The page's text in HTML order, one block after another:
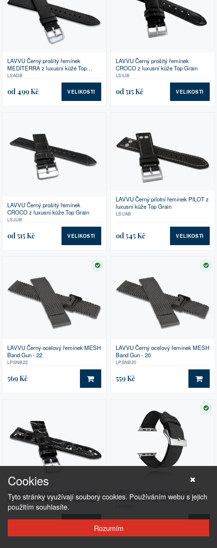
LAVVU Černý prošitý řemínek
MEDITERRA z luxusní kůže Top
Grain
LSADB
od 499 Kč VELIKOSTI
LAVVU Černý prošitý řemínek
CROCO z luxusní kůže Top Grain
LSIUB
od 515 Kč VELIKOSTI
LAVVU Černý prošitý řemínek
CROCO z luxusní kůže Top Grain
LSJUB
od 515 Kč VELIKOSTI
LAVVU Černý pilotní řemínek PILOT z
luxusní kůže Top Grain
LSUAB
od 545 Kč VELIKOSTI
SKLADEM
LAVVU Černý ocelový řemínek MESH
Band Gun - 22
LPSNB22
569 Kč DO KOŠÍKU
LAVVU Černý ocelový řemínek MESH
Band Gun - 20
LPSNB20
559 Kč DO
LAVVU Černý lesklý prošitý řemínek
CROCO OCALA z luxusní kůže Top
Grain
LSAGB
LAVVU Černý kožený řemínek Top
Grain pro APPLE WATCH 38-40 mm
Cookies
Tyto stránky využívají soubory cookies. Používáním webu s jejich
použitím souhlasíte.
Rozumím